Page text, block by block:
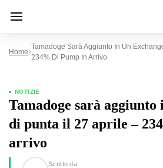
Home
Tamadoge Sarà Aggiunto In Un
234% Di Pump In Arrivo
NOTIZIE
Tamadoge sarà aggiunto
di punta il 27 aprile –
arrivo
Scritto da